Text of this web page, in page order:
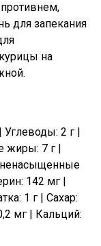
для запекания
на
Углеводы: 2 г |
жиры: 7 г |
142 мг |
1 г | Сахар:
мг | Кальций: